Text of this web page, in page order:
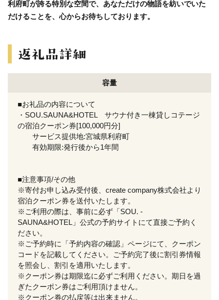
利府町が誇る特別な空間で、あなただけの物語を紡いでいた
だけることを、心からお待ちしております。
容量
■お礼品の内容について
・SOU.SAUNA&HOTEL サウナ付き一棟貸しコテージ
の宿泊クーポン券[100,000円分]
サービス提供地:宮城県利府町
有効期限:発行後から1年間
■注意事項/その他
※寄付お申し込み受付後、create company株式会社より
宿泊クーポン券を送付いたします。
※ご利用の際は、事前に必ず「SOU. -
SAUNA&HOTEL」公式の予約サイトにて直接ご予約く
ださい。
※ご予約時に「予約内容の確認」ページにて、クーポン
コードを記載してください。ご予約完了後に割引券情報
を照会し、割引を適用いたします。
※クーポン券は期限迄に必ずご利用ください。期日を過
ぎたクーポン券はご利用頂けません。
※クーポン券の払戻等は出来ません。